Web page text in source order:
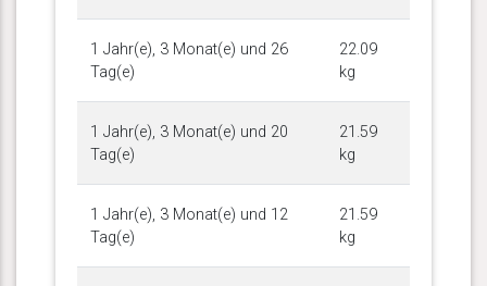
1 Jahr(e), 3 Monat(e) und 26
Tag(e)
22.09
kg
1 Jahr(e), 3 Monat(e) und 20
Tag(e)
21.59
kg
1 Jahr(e), 3 Monat(e) und 12
Tag(e)
21.59
kg